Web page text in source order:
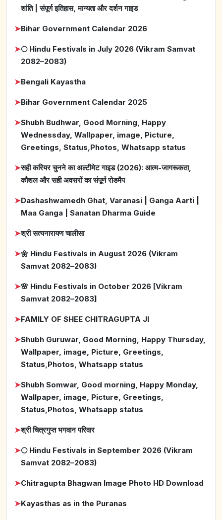
शांति | संपूर्ण इतिहास, मान्यता और दर्शन गाइड
➤Bihar Government Calendar 2026
➤🌕 Hindu Festivals in July 2026 (Vikram Samvat
2082–2083)
➤Bengali Kayastha
➤Bihar Government Calendar 2025
➤Shubh Budhwar, Good Morning, Happy
Wednessday, Wallpaper, image, Picture,
Greetings, Status,Photos, Whatsapp status
➤सही करियर चुनने का अल्टीमेट गाइड (2026): आत्म-जागरूकता,
कौशल और सही अवसरों का संपूर्ण रोडमैप
➤Dashashwamedh Ghat, Varanasi | Ganga Aarti |
Maa Ganga | Sanatan Dharma Guide
➤श्री सत्यनारायण चालीसा
➤🌼 Hindu Festivals in August 2026 (Vikram
Samvat 2082–2083)
➤🌸 Hindu Festivals in October 2026 [Vikram
Samvat 2082–2083]
➤FAMILY OF SHEE CHITRAGUPTA JI
➤Shubh Guruwar, Good Morning, Happy Thursday,
Wallpaper, image, Picture, Greetings,
Status,Photos, Whatsapp status
➤Shubh Somwar, Good morning, Happy Monday,
Wallpaper, image, Picture, Greetings,
Status,Photos, Whatsapp status
➤श्री चित्रगुप्त भगवान परिवार
➤🌕 Hindu Festivals in September 2026 (Vikram
Samvat 2082–2083)
➤Chitragupta Bhagwan Image Photo HD Download
➤Kayasthas as in the Puranas